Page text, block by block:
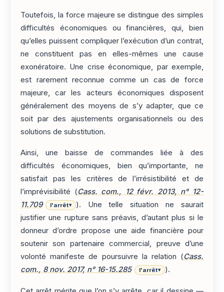
Toutefois, la force majeure se distingue des simples
difficultés économiques ou financières, qui, bien
qu’elles puissent compliquer l’exécution d’un contrat,
ne constituent pas en elles-mêmes une cause
exonératoire. Une crise économique, par exemple,
est rarement reconnue comme un cas de force
majeure, car les acteurs économiques disposent
généralement des moyens de s’y adapter, que ce
soit par des ajustements organisationnels ou des
solutions de substitution.
Ainsi, une baisse de commandes liée à des
difficultés économiques, bien qu’importante, ne
satisfait pas les critères de l’irrésistibilité et de
l’imprévisibilité (Cass. com., 12 févr. 2013, n° 12-
11.709
l'arrêt▾
). Une telle situation ne saurait
justifier une rupture sans préavis, d’autant plus si le
donneur d’ordre propose une aide financière pour
soutenir son partenaire commercial, preuve d’une
volonté manifeste de poursuivre la relation (Cass.
com., 8 nov. 2017, n° 16-15.285
l'arrêt▾ ).